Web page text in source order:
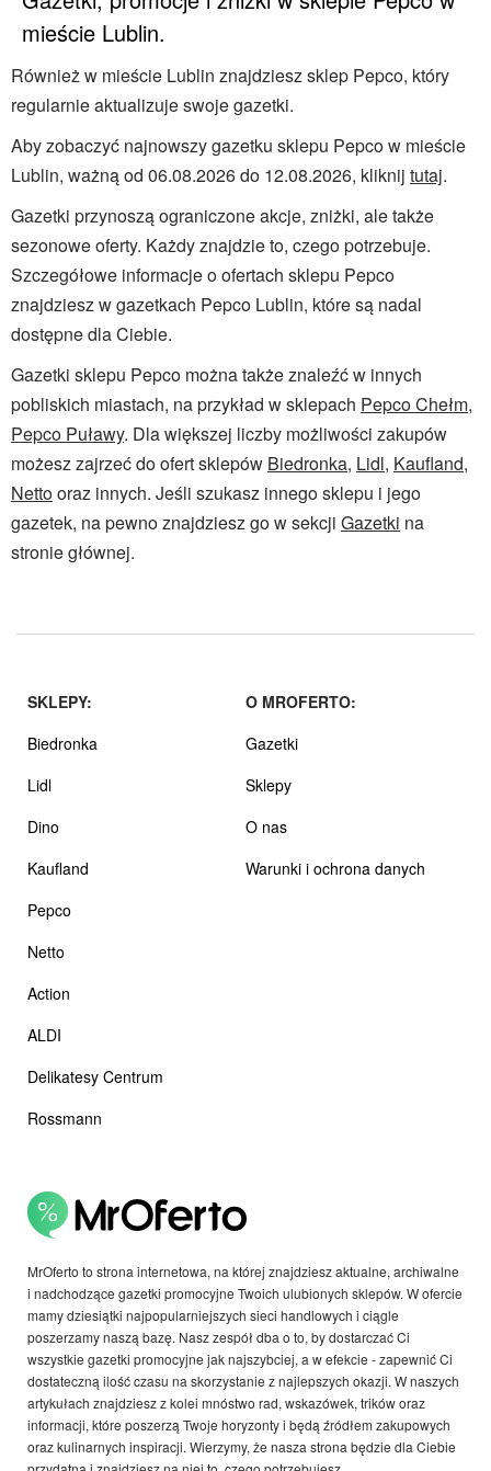
mieście Lublin.
Również w mieście Lublin znajdziesz sklep Pepco, który
regularnie aktualizuje swoje gazetki.
Aby zobaczyć najnowszy gazetku sklepu Pepco w mieście
Lublin, ważną od 06.08.2026 do 12.08.2026, kliknij tutaj.
Gazetki przynoszą ograniczone akcje, zniżki, ale także
sezonowe oferty. Każdy znajdzie to, czego potrzebuje.
Szczegółowe informacje o ofertach sklepu Pepco
znajdziesz w gazetkach Pepco Lublin, które są nadal
dostępne dla Ciebie.
Gazetki sklepu Pepco można także znaleźć w innych
pobliskich miastach, na przykład w sklepach Pepco Chełm,
Pepco Puławy. Dla większej liczby możliwości zakupów
możesz zajrzeć do ofert sklepów Biedronka, Lidl, Kaufland,
Nettooraz innych. Jeśli szukasz innego sklepu i jego
gazetek, na pewno znajdziesz go w sekcji Gazetki na
stronie głównej.
MrOferto to strona internetowa, na której znajdziesz aktualne, archiwalne
i nadchodzące gazetki promocyjne Twoich ulubionych sklepów. W ofercie
mamy dziesiątki najpopularniejszych sieci handlowych i ciągle
poszerzamy naszą bazę. Nasz zespół dba o to, by dostarczać Ci
wszystkie gazetki promocyjne jak najszybciej, a w efekcie - zapewnić Ci
dostateczną ilość czasu na skorzystanie z najlepszych okazji. W naszych
artykułach znajdziesz z kolei mnóstwo rad, wskazówek, trików oraz
informacji, które poszerzą Twoje horyzonty i będą źródłem zakupowych
oraz kulinarnych inspiracji. Wierzymy, że nasza strona będzie dla Ciebie
SKLEPY:
Biedronka
Lidl
Dino
Kaufland
Pepco
Netto
Action
ALDI
Delikatesy Centrum
Rossmann
O MROFERTO:
Gazetki
Sklepy
O nas
Warunki i ochrona danych